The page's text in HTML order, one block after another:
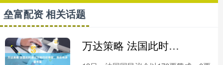
垒富配资 相关话题
万达策略 法国此时通过文物归还草案，背后有多重考量